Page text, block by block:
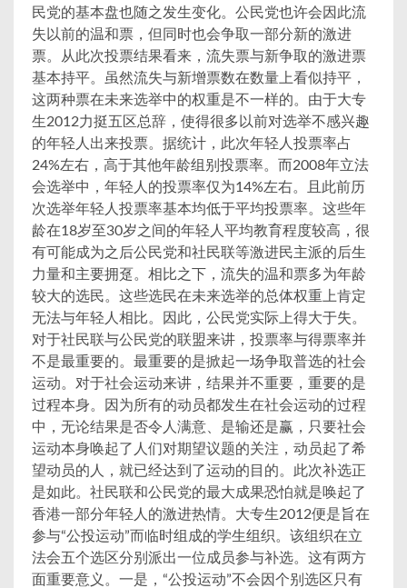
民党的基本盘也随之发生变化。公民党也许会因此流
失以前的温和票，但同时也会争取一部分新的激进
票。从此次投票结果看来，流失票与新争取的激进票
基本持平。虽然流失与新增票数在数量上看似持平，
这两种票在未来选举中的权重是不一样的。由于大专
生2012力挺五区总辞，使得很多以前对选举不感兴趣
的年轻人出来投票。据统计，此次年轻人投票率占
24%左右，高于其他年龄组别投票率。而2008年立法
会选举中，年轻人的投票率仅为14%左右。且此前历
次选举年轻人投票率基本均低于平均投票率。这些年
龄在18岁至30岁之间的年轻人平均教育程度较高，很
有可能成为之后公民党和社民联等激进民主派的后生
力量和主要拥趸。相比之下，流失的温和票多为年龄
较大的选民。这些选民在未来选举的总体权重上肯定
无法与年轻人相比。因此，公民党实际上得大于失。
对于社民联与公民党的联盟来讲，投票率与得票率并
不是最重要的。最重要的是掀起一场争取普选的社会
运动。对于社会运动来讲，结果并不重要，重要的是
过程本身。因为所有的动员都发生在社会运动的过程
中，无论结果是否令人满意、是输还是赢，只要社会
运动本身唤起了人们对期望议题的关注，动员起了希
望动员的人，就已经达到了运动的目的。此次补选正
是如此。社民联和公民党的最大成果恐怕就是唤起了
香港一部分年轻人的激进热情。大专生2012便是旨在
参与“公投运动”而临时组成的学生组织。该组织在立
法会五个选区分别派出一位成员参与补选。这有两方
面重要意义。一是，“公投运动”不会因个别选区只有